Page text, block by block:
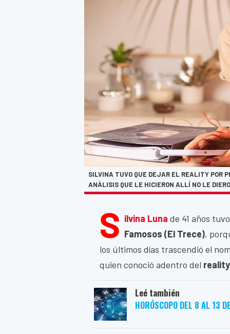
SILVINA TUVO QUE DEJAR EL REALITY POR
ANÁLISIS QUE LE HICIERON ALLÍ NO LE
S ilvina Luna de 41 años
Famosos (El Trece),
los últimos días trascendió el
quien conoció adentro del
Leé también
HORÓSCOPO DEL 8 AL 13